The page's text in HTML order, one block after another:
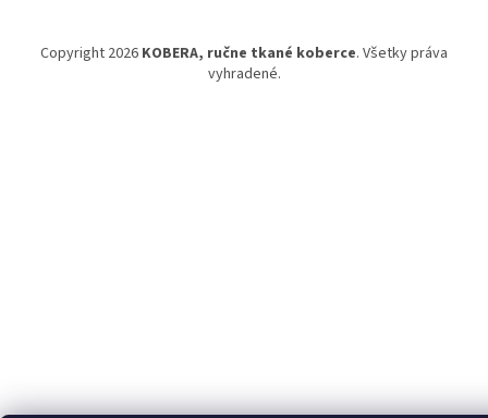
Copyright 2026 KOBERA, ručne tkané koberce. Všetky práva
vyhradené.